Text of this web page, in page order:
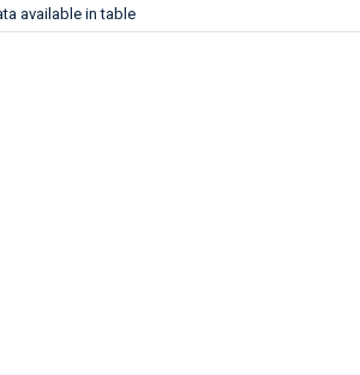
available in table